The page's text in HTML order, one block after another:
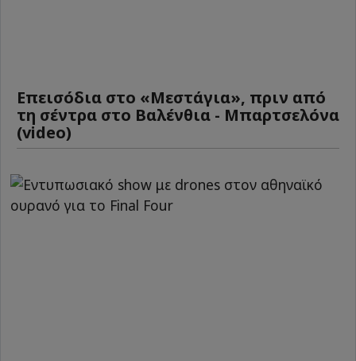
Επεισόδια στο «Μεστάγια», πριν από
τη σέντρα στο Βαλένθια - Μπαρτσελόνα
(video)